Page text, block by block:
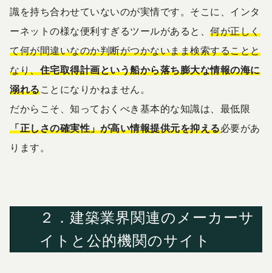
識を持ち合わせていないのが実情です。そこに、インタ
ーネットの様な便利すぎるツールがあると、 何が正しく
て何が間違いなのか判断がつかないまま検索することと
なり、住宅取得計画という船から落ち膨大な情報の海に
溺れることになりかねません。
だからこそ、知っておくべき基本的な知識は、最低限
「正しさの確実性」が高い情報提供元を抑える必要があ
ります。
２．建築業界関連のメーカーサ
イトと公的機関のサイト